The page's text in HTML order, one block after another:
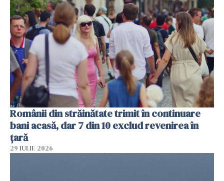
Românii din străinătate trimit în continuare
bani acasă, dar 7 din 10 exclud revenirea în
țară
29 IULIE 2026